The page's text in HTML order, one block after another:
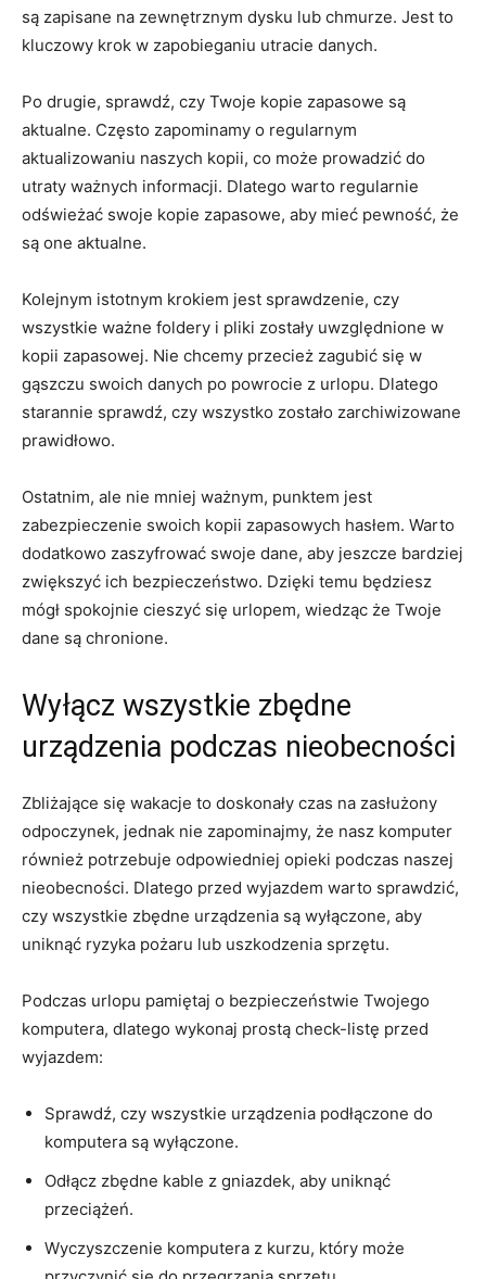
są zapisane na zewnętrznym ⁣dysku ‍lub chmurze. Jest to
kluczowy krok w zapobieganiu utracie danych.
Po drugie, sprawdź, czy⁢ Twoje kopie zapasowe są
aktualne. Często zapominamy ‌o regularnym
aktualizowaniu naszych kopii, co ‌może prowadzić do
utraty ważnych informacji. Dlatego warto regularnie
odświeżać swoje kopie zapasowe, aby ‍mieć pewność, że
są one aktualne.
Kolejnym istotnym krokiem jest sprawdzenie, ⁤czy
wszystkie ⁢ważne foldery i pliki zostały uwzględnione w
kopii zapasowej. Nie ⁢chcemy przecież zagubić się w
gąszczu swoich danych po powrocie z urlopu. Dlatego
starannie sprawdź, ​czy ⁣wszystko ​zostało zarchiwizowane
prawidłowo.
Ostatnim, ale nie mniej ważnym, punktem jest
zabezpieczenie swoich kopii zapasowych hasłem. Warto
dodatkowo⁤ zaszyfrować swoje dane, aby jeszcze bardziej
zwiększyć ich bezpieczeństwo. Dzięki temu będziesz
mógł⁣ spokojnie⁣ cieszyć się urlopem, wiedząc że Twoje
dane są chronione.
Wyłącz wszystkie zbędne
urządzenia podczas nieobecności
Zbliżające⁢ się wakacje to ‍doskonały czas na zasłużony
odpoczynek, jednak ⁢nie zapominajmy, że nasz ‌komputer
również potrzebuje odpowiedniej ​opieki podczas naszej
nieobecności. Dlatego przed wyjazdem warto sprawdzić,
czy wszystkie zbędne urządzenia są wyłączone, ⁤aby
uniknąć ryzyka pożaru lub⁤ uszkodzenia sprzętu.
Podczas urlopu pamiętaj o bezpieczeństwie​ Twojego
komputera, dlatego wykonaj prostą check-listę ‌przed
wyjazdem:
Sprawdź, czy wszystkie urządzenia podłączone⁤ do
komputera są wyłączone.
Odłącz zbędne kable z gniazdek, ⁢aby uniknąć
przeciążeń.
Wyczyszczenie komputera ⁢z‍ kurzu,⁢ który może⁤